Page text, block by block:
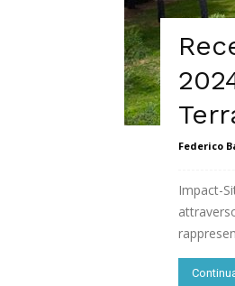
Federico
Impact-